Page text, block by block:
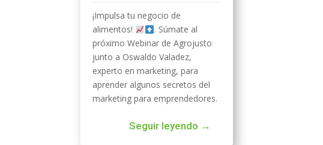
¡Impulsa tu negocio de
alimentos!
. Súmate al
próximo Webinar de Agrojusto
junto a Oswaldo Valadez,
experto en marketing, para
aprender algunos secretos del
marketing para emprendedores.
Seguir leyendo →